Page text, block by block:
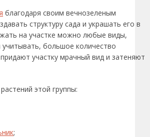
благодаря своим вечнозеленым
структуру сада и украшать его в
на участке можно любые виды,
учитывать, большое количество
участку мрачный вид и затеняют
этой группы:
;